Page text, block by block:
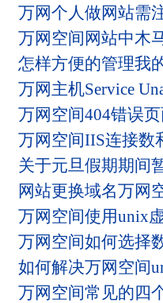
万网个人做网站需
万网空间网站中木
怎样方便的管理我
万网主机Service
万网空间404错误
万网空间IIS连接数
关于元旦假期期间
网站更换域名万网
万网空间使用unix
万网空间如何选择
如何解决万网空间
万网空间常见的四